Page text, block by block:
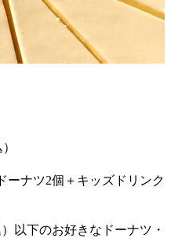
ーナツ2個＋キッズドリンク
以下のお好きなドーナツ・